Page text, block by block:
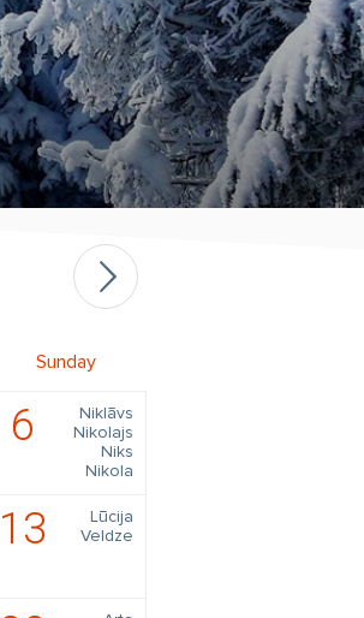
Sunday
6
Niklāvs
Nikolajs
Niks
Nikola
13
Lūcija
Veldze